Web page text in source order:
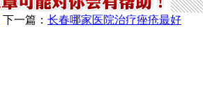
下一篇： 长春哪家医院治疗痤疮最好